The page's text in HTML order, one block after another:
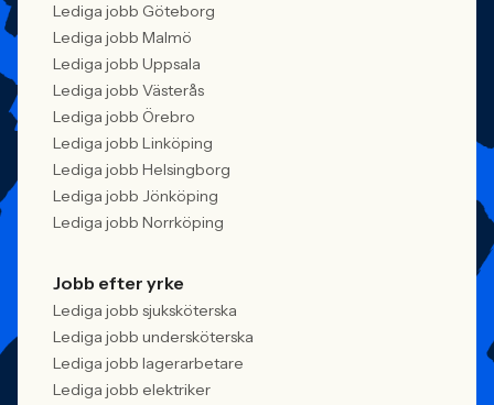
Lediga jobb Göteborg
Lediga jobb Malmö
Lediga jobb Uppsala
Lediga jobb Västerås
Lediga jobb Örebro
Lediga jobb Linköping
Lediga jobb Helsingborg
Lediga jobb Jönköping
Lediga jobb Norrköping
Jobb efter yrke
Lediga jobb sjuksköterska
Lediga jobb undersköterska
Lediga jobb lagerarbetare
Lediga jobb elektriker